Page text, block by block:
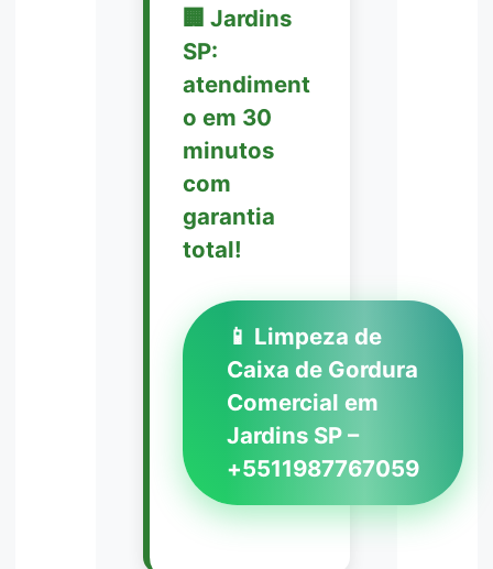
🏢 Jardins
SP:
atendiment
o em 30
minutos
com
garantia
total!
📱 Limpeza de
Caixa de Gordura
Comercial em
Jardins SP –
+5511987767059